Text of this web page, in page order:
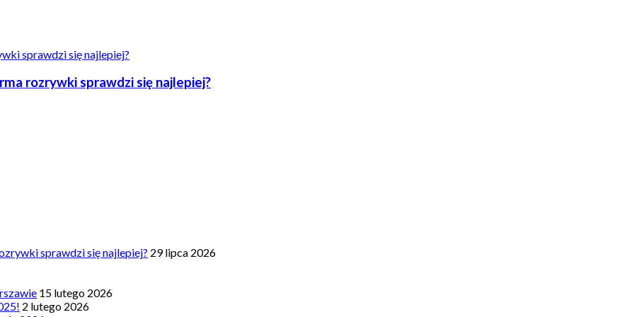
rozrywki sprawdzi się najlepiej?
sprawdzi się najlepiej? 29 lipca 2026
15 lutego 2026
2 lutego 2026